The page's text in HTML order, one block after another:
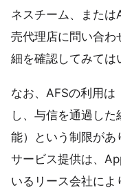
ネスチーム、また
売代理店に問い合わ
細を確認してみては
なお、AFSの利用は
し、与信を通過し
能）という制限があ
サービス提供は、
いるリース会社によ